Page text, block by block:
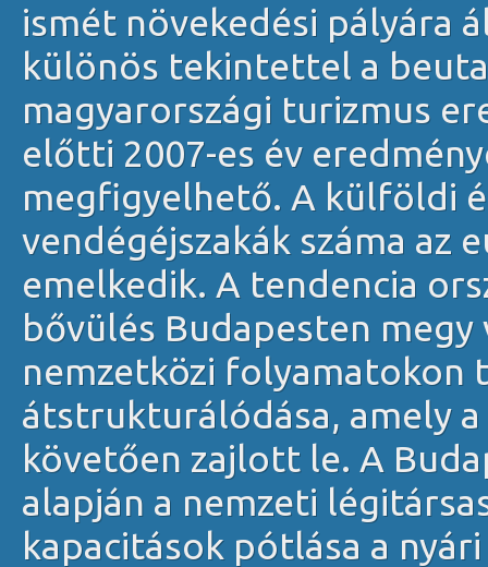
ismét növekedési pályára
különös tekintettel a
magyarországi turizmus
előtti 2007-es év
megfigyelhető. A külföldi
vendégéjszakák száma az
emelkedik. A tendencia
bővülés Budapesten megy
nemzetközi folyamatokon
átstrukturálódása, amely
követően zajlott le. A
alapján a nemzeti
kapacitások pótlása a